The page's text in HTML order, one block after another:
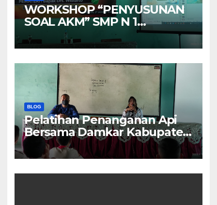
WORKSHOP “PENYUSUNAN
SOAL AKM” SMP N 1
KRAKSAAN
BLOG
Pelatihan Penanganan Api
Bersama Damkar Kabupaten
Probolinggo